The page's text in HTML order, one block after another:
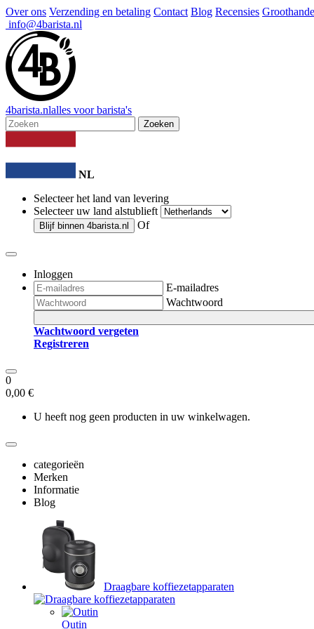
Over ons Verzending en betaling Contact Blog Recensies
info@4barista.nl
4barista.nlalles voor barista's
Zoeken
NL
Selecteer het land van levering
Selecteer uw land alstublieft
Blijf binnen 4barista.nl Of
Inloggen
E-mailadres
Wachtwoord
Wachtwoord vergeten
Registreren
0
0,00 €
U heeft nog geen producten in uw winkelwagen.
categorieën
Merken
Informatie
Blog
Draagbare koffiezetapparaten
Outin